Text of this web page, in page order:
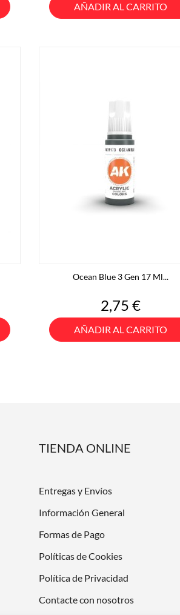
AÑADIR AL CARRITO
Ocean Blue 3 Gen 17 Ml...
Precio
2,75 €
AÑADIR AL CARRITO
TIENDA ONLINE
Entregas y Envíos
Información General
Formas de Pago
Políticas de Cookies
Política de Privacidad
Contacte con nosotros